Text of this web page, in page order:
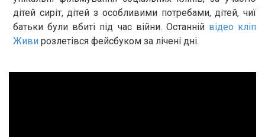
дітей сиріт, дітей з особливими потребами, дітей, чиї
батьки були вбиті під час війни. Останній відео кліп
Живи розлетівся фейсбуком за лічені дні.